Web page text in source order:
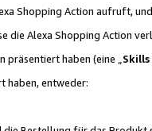
Shopping Action aufruft,
die Alexa Shopping Action
haben (eine „ Skills
haben, entweder: